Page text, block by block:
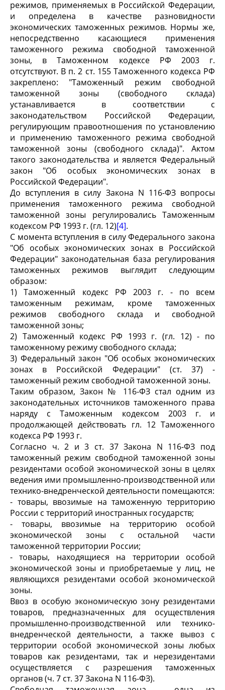
режимов, применяемых в Российской Федерации,
и определена в качестве разновидности
экономических таможенных режимов. Нормы же,
непосредственно касающиеся применения
таможенного режима свободной таможенной
зоны, в Таможенном кодексе РФ 2003 г.
отсутствуют. В п. 2 ст. 155 Таможенного кодекса РФ
закреплено: "Таможенный режим свободной
таможенной зоны (свободного склада)
устанавливается в соответствии с
законодательством Российской Федерации,
регулирующим правоотношения по установлению
и применению таможенного режима свободной
таможенной зоны (свободного склада)". Актом
такого законодательства и является Федеральный
закон "Об особых экономических зонах в
Российской Федерации".
До вступления в силу Закона N 116-ФЗ вопросы
применения таможенного режима свободной
таможенной зоны регулировались Таможенным
кодексом РФ 1993 г. (гл. 12)[4].
С момента вступления в силу Федерального закона
"Об особых экономических зонах в Российской
Федерации" законодательная база регулирования
таможенных режимов выглядит следующим
образом:
1) Таможенный кодекс РФ 2003 г. - по всем
таможенным режимам, кроме таможенных
режимов свободного склада и свободной
таможенной зоны;
2) Таможенный кодекс РФ 1993 г. (гл. 12) - по
таможенному режиму свободного склада;
3) Федеральный закон "Об особых экономических
зонах в Российской Федерации" (ст. 37) -
таможенный режим свободной таможенной зоны.
Таким образом, Закон № 116-ФЗ стал одним из
законодательных источников таможенного права
наряду с Таможенным кодексом 2003 г. и
продолжающей действовать гл. 12 Таможенного
кодекса РФ 1993 г.
Согласно ч. 2 и 3 ст. 37 Закона N 116-ФЗ под
таможенный режим свободной таможенной зоны
резидентами особой экономической зоны в целях
ведения ими промышленно-производственной или
технико-внедренческой деятельности помещаются:
- товары, ввозимые на таможенную территорию
России с территорий иностранных государств;
- товары, ввозимые на территорию особой
экономической зоны с остальной части
таможенной территории России;
- товары, находящиеся на территории особой
экономической зоны и приобретаемые у лиц, не
являющихся резидентами особой экономической
зоны.
Ввоз в особую экономическую зону резидентами
товаров, предназначенных для осуществления
промышленно-производственной или технико-
внедренческой деятельности, а также вывоз с
территории особой экономической зоны любых
товаров как резидентами, так и нерезидентами
осуществляется с разрешения таможенных
органов (ч. 7 ст. 37 Закона N 116-ФЗ).